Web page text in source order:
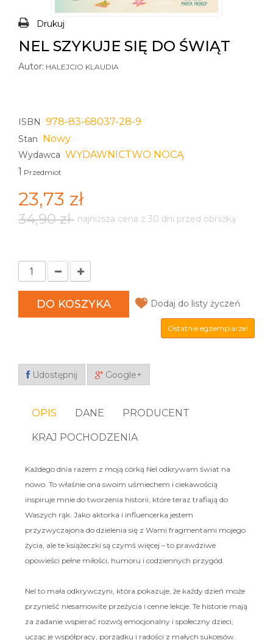
Drukuj
NEL SZYKUJE SIĘ DO ŚWIĄT
Autor: HALEJCIO KLAUDIA
ISBN 978-83-68037-28-9
Stan Nowy
Wydawca WYDAWNICTWO NOCĄ
1 Przedmiot
23,73 zł
34,90 zł najniższa cena z 30 dni przed obniżką
DO KOSZYKA Dodaj do listy życzeń
Ostatnie egzemplarze!
Udostępnij Google+
OPIS DANE PRODUCENT
KRAJ POCHODZENIA
Każdego dnia razem z moją córką Nel odkrywam świat na
nowo. To właśnie ona swoim uśmiechem i ciekawością
inspiruje mnie do tworzenia historii, które teraz trafiają do
Waszych rąk. Jako aktorka i influencerka jestem
przyzwyczajona do dzielenia się z Wami fragmentami mojego
życia, ale te książeczki są czymś więcej – to prawdziwe
opowieści pełne miłości, humoru i codziennych przygód.
Nel to mała odkrywczyni, która pokazuje, że każdy dzień może
przynieść niesamowite przeżycia i cenne lekcje. Te historie mają
za zadanie wspierać rozwój emocjonalny i społeczny dzieci,
ucząc je współpracy, porządku i radości z małych sukcesów.